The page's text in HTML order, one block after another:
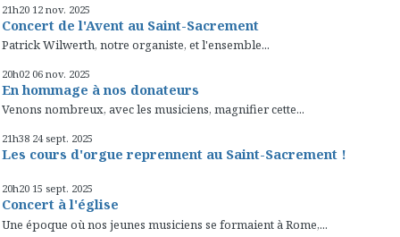
21h20 12 nov. 2025
Concert de l'Avent au Saint-Sacrement
Patrick Wilwerth, notre organiste, et l'ensemble...
20h02 06 nov. 2025
En hommage à nos donateurs
Venons nombreux, avec les musiciens, magnifier cette...
21h38 24 sept. 2025
Les cours d'orgue reprennent au Saint-Sacrement !
20h20 15 sept. 2025
Concert à l'église
Une époque où nos jeunes musiciens se formaient à Rome,...